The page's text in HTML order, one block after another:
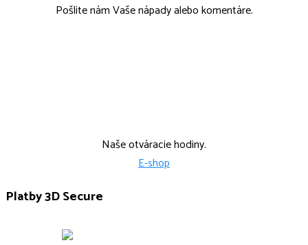
Pošlite nám Vaše nápady alebo komentáre.
Naše otváracie hodiny.
E-shop
Platby 3D Secure